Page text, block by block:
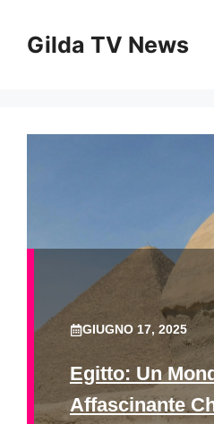
contenuto
Gilda TV News
GIUGNO 17, 2025
Egitto: Un
Affascinante